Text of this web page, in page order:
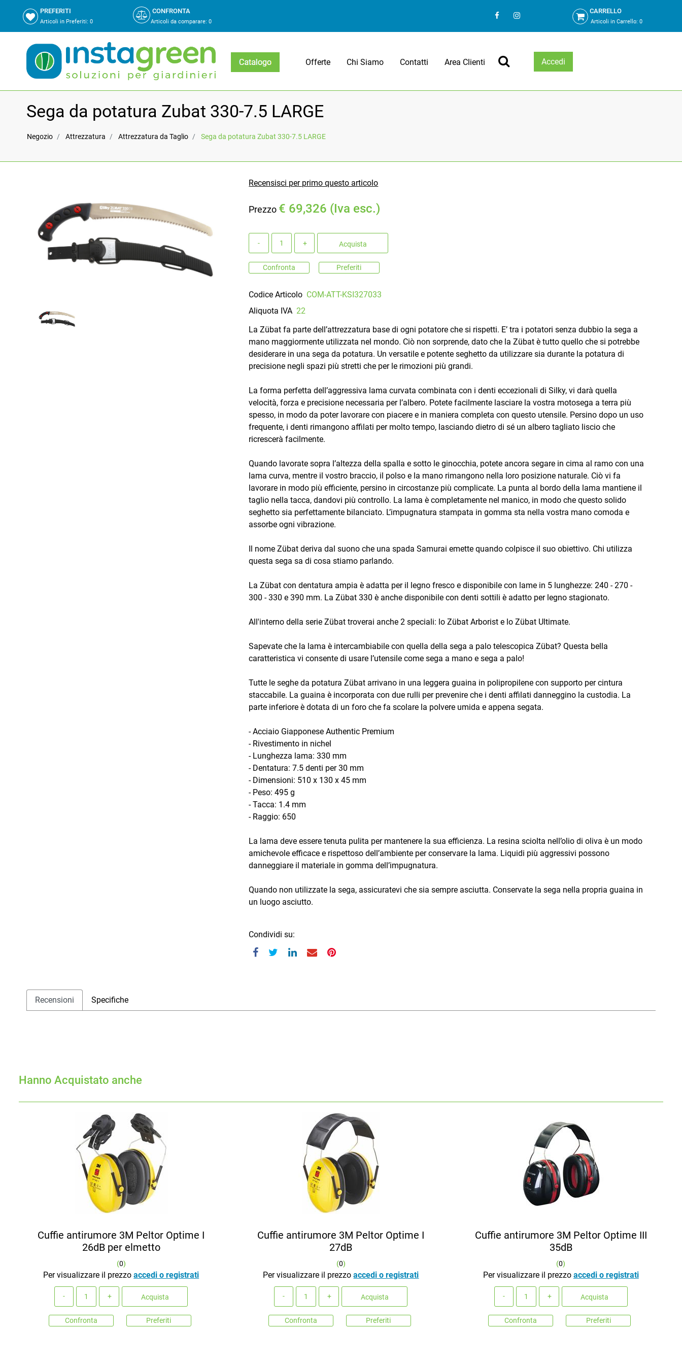
PREFERITI
Articoli in Preferiti: 0
CONFRONTA
Articoli da comparare: 0
CARRELLO
Articoli in Carrello:0
Offerte Chi Siamo Contatti Area Clienti Accedi
Sega da potatura Zubat 330-7.5 LARGE
Negozio Attrezzatura Attrezzatura da Taglio Sega da potatura Zubat 330-7.5 LARGE
Recensisci per primo questo articolo
Prezzo € 69,326 (Iva esc.)
Acquista
Confronta Preferiti
Codice Articolo COM-ATT-KSI327033
Aliquota IVA 22
La Zübat fa parte dell’attrezzatura base di ogni potatore che si rispetti. E’ tra i potatori senza dubbio la sega a
mano maggiormente utilizzata nel mondo. Ciò non sorprende, dato che la Zübat è tutto quello che si potrebbe
desiderare in una sega da potatura. Un versatile e potente seghetto da utilizzare sia durante la potatura di
precisione negli spazi più stretti che per le rimozioni più grandi.
La forma perfetta dell’aggressiva lama curvata combinata con i denti eccezionali di Silky, vi darà quella
velocità, forza e precisione necessaria per l’albero. Potete facilmente lasciare la vostra motosega a terra più
spesso, in modo da poter lavorare con piacere e in maniera completa con questo utensile. Persino dopo un uso
frequente, i denti rimangono affilati per molto tempo, lasciando dietro di sé un albero tagliato liscio che
ricrescerà facilmente.
Quando lavorate sopra l’altezza della spalla e sotto le ginocchia, potete ancora segare in cima al ramo con una
lama curva, mentre il vostro braccio, il polso e la mano rimangono nella loro posizione naturale. Ciò vi fa
lavorare in modo più efficiente, persino in circostanze più complicate. La punta al bordo della lama mantiene il
taglio nella tacca, dandovi più controllo. La lama è completamente nel manico, in modo che questo solido
seghetto sia perfettamente bilanciato. L’impugnatura stampata in gomma sta nella vostra mano comoda e
assorbe ogni vibrazione.
Il nome Zübat deriva dal suono che una spada Samurai emette quando colpisce il suo obiettivo. Chi utilizza
questa sega sa di cosa stiamo parlando.
La Zübat con dentatura ampia è adatta per il legno fresco e disponibile con lame in 5 lunghezze: 240 - 270 -
300 - 330 e 390 mm. La Zübat 330 è anche disponibile con denti sottili è adatto per legno stagionato.
All'interno della serie Zübat troverai anche 2 speciali: lo Zübat Arborist e lo Zübat Ultimate.
Sapevate che la lama è intercambiabile con quella della sega a palo telescopica Zübat? Questa bella
caratteristica vi consente di usare l’utensile come sega a mano e sega a palo!
Tutte le seghe da potatura Zübat arrivano in una leggera guaina in polipropilene con supporto per cintura
staccabile. La guaina è incorporata con due rulli per prevenire che i denti affilati danneggino la custodia. La
parte inferiore è dotata di un foro che fa scolare la polvere umida e appena segata.
- Acciaio Giapponese Authentic Premium
- Rivestimento in nichel
- Lunghezza lama: 330 mm
- Dentatura: 7.5 denti per 30 mm
- Dimensioni: 510 x 130 x 45 mm
- Peso: 495 g
- Tacca: 1.4 mm
- Raggio: 650
La lama deve essere tenuta pulita per mantenere la sua efficienza. La resina sciolta nell’olio di oliva è un modo
amichevole efficace e rispettoso dell’ambiente per conservare la lama. Liquidi più aggressivi possono
danneggiare il materiale in gomma dell’impugnatura.
Quando non utilizzate la sega, assicuratevi che sia sempre asciutta. Conservate la sega nella propria guaina in
un luogo asciutto.
Condividi su:
Recensioni Specifiche
Hanno Acquistato anche
Cuffie antirumore 3M Peltor Optime I
26dB per elmetto
(0)
Per visualizzare il prezzoaccedi o registrati
Acquista
Confronta Preferiti
Cuffie antirumore 3M Peltor Optime I
27dB
(0)
Per visualizzare il prezzoaccedi o registrati
Acquista
Confronta Preferiti
Cuffie antirumore 3M Peltor Optime III
35dB
(0)
Per visualizzare il prezzo accedi o registrati
Acquista
Confronta Preferiti